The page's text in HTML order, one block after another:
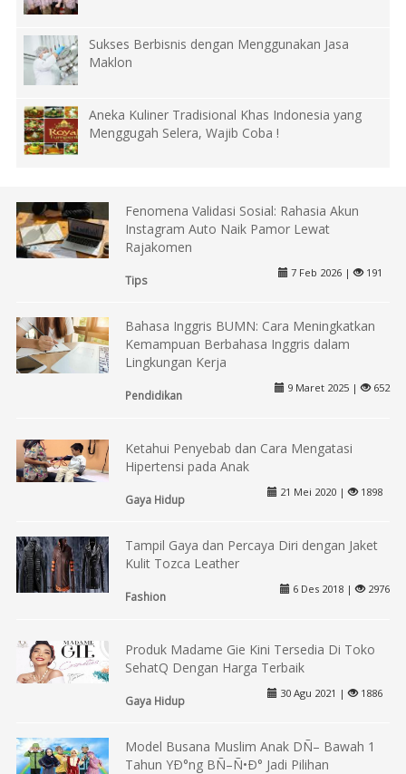
Sukses Berbisnis dengan Menggunakan Jasa
Maklon
Aneka Kuliner Tradisional Khas Indonesia yang
Menggugah Selera, Wajib Coba !
Fenomena Validasi Sosial: Rahasia Akun
Instagram Auto Naik Pamor Lewat
Rajakomen
Tips
7 Feb 2026 | 191
Bahasa Inggris BUMN: Cara Meningkatkan
Kemampuan Berbahasa Inggris dalam
Lingkungan Kerja
Pendidikan
9 Maret 2025 | 652
Ketahui Penyebab dan Cara Mengatasi
Hipertensi pada Anak
Gaya Hidup
21 Mei 2020 | 1898
Tampil Gaya dan Percaya Diri dengan Jaket
Kulit Tozca Leather
Fashion
6 Des 2018 | 2976
Produk Madame Gie Kini Tersedia Di Toko
SehatQ Dengan Harga Terbaik
Gaya Hidup
30 Agu 2021 | 1886
Model Busana Muslim Anak DÑ– Bawah 1
Tahun YÐ°ng BÑ–Ñ•Ð° Jadi Pilihan